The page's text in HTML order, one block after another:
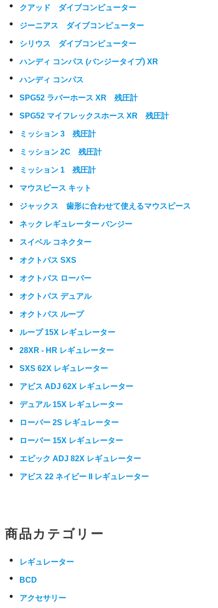
クアッド ダイブコンピューター
ジーニアス ダイブコンピューター
シリウス ダイブコンピューター
ハンディ コンパス (バンジータイプ) XR
ハンディ コンパス
SPG52 ラバーホース XR 残圧計
SPG52 マイフレックスホース XR 残圧計
ミッション 3 残圧計
ミッション 2C 残圧計
ミッション 1 残圧計
マウスピース キット
ジャックス 歯形に合わせて使えるマウスピース
ネック レギュレーター バンジー
スイベル コネクター
オクトパス SXS
オクトパス ローバー
オクトパス デュアル
オクトパス ループ
ループ 15X レギュレーター
28XR - HR レギュレーター
SXS 62X レギュレーター
アビス ADJ 62X レギュレーター
デュアル 15X レギュレーター
ローバー 2S レギュレーター
ローバー 15X レギュレーター
エピック ADJ 82X レギュレーター
アビス 22 ネイビー II レギュレーター
商品カテゴリー
レギュレーター
BCD
アクセサリー